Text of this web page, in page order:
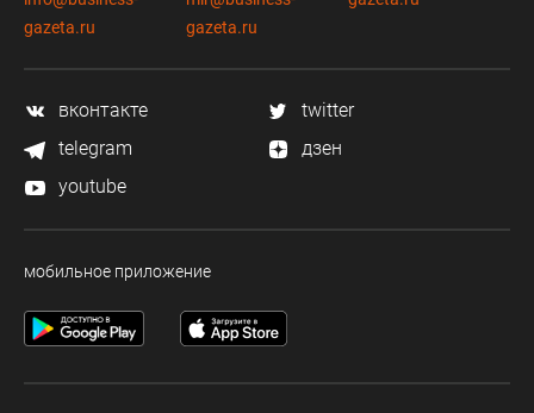
gazeta.ru
gazeta.ru
вконтакте
twitter
telegram
дзен
youtube
мобильное приложение